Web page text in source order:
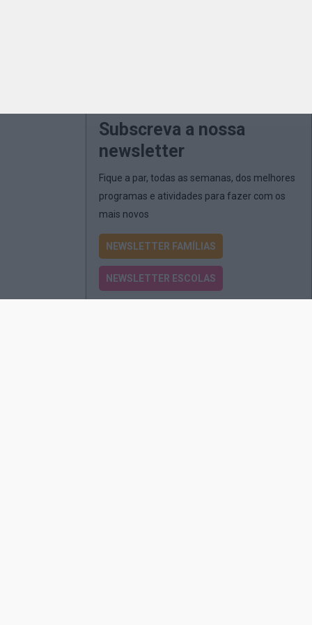
Subscreva a nossa
newsletter
Fique a par, todas as semanas, dos melhores
programas e atividades para fazer com os
mais novos
NEWSLETTER FAMÍLIAS
NEWSLETTER ESCOLAS